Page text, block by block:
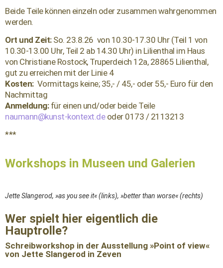
Beide Teile können einzeln oder zusammen wahrgenommen
werden.
Ort und Zeit:So. 23.8.26 von 10.30-17.30 Uhr (Teil 1 von
10.30-13.00 Uhr, Teil 2 ab 14.30 Uhr) in Lilienthal im Haus
von Christiane Rostock, Truperdeich 12a, 28865 Lilienthal,
gut zu erreichen mit der Linie 4
Kosten: Vormittags keine; 35,- / 45,- oder 55,- Euro für den
Nachmittag
Anmeldung: für einen und/oder beide Teile
naumann@kunst-kontext.deoder 0173 / 2113213
***
Workshops in Museen und Galerien
Jette Slangerod, »as you see it« (links), »better than worse« (rechts)
Wer spielt hier eigentlich die
Hauptrolle?
Schreibworkshop in der Ausstellung »Point of view«
von Jette Slangerod in Zeven